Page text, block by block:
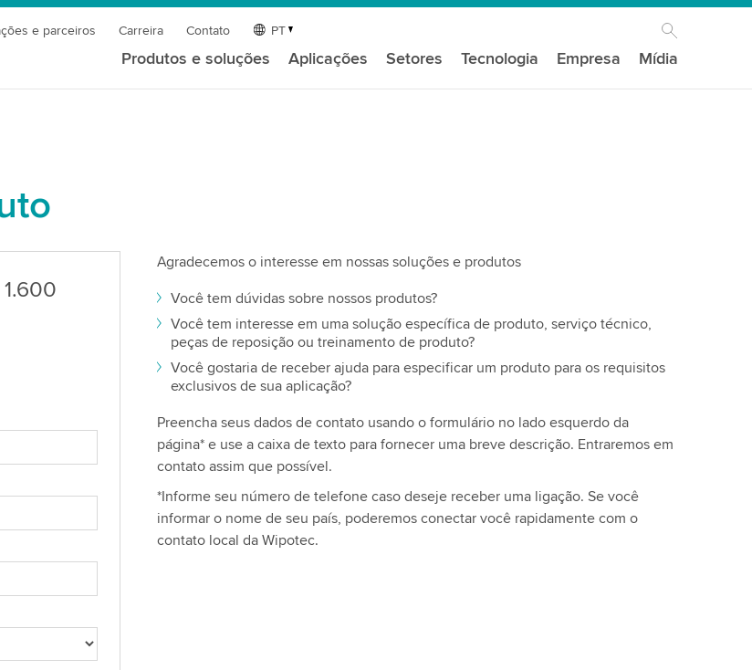
e parceiros Carreira Contato PT
Produtos e soluções Aplicações Setores Tecnologia Empresa Mídia
Agradecemos o interesse em nossas soluções e produtos
Você tem dúvidas sobre nossos produtos?
Você tem interesse em uma solução específica de produto, serviço técnico,
peças de reposição ou treinamento de produto?
Você gostaria de receber ajuda para especificar um produto para os requisitos
exclusivos de sua aplicação?
Preencha seus dados de contato usando o formulário no lado esquerdo da
página* e use a caixa de texto para fornecer uma breve descrição. Entraremos em
contato assim que possível.
*Informe seu número de telefone caso deseje receber uma ligação. Se você
informar o nome de seu país, poderemos conectar você rapidamente com o
contato local da Wipotec.